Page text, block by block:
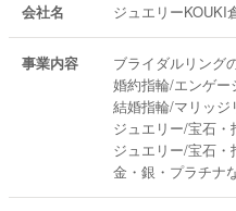
会社名 ジュエリーKOUKI
事業内容
ブライダルリング
婚約指輪/エンゲー
結婚指輪/マリッジ
ジュエリー/宝石・
ジュエリー/宝石・
金・銀・プラチナ